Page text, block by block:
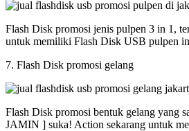
Flash Disk promosi jenis pulpen 3 in 1,
untuk memiliki Flash Disk USB pulpen
7. Flash Disk promosi gelang
Flash Disk promosi bentuk gelang yang
JAMIN ] suka! Action sekarang untuk